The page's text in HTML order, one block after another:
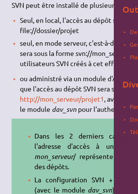
SVN peut être installé de plusieurs
Seul, en local, l'accès au dépôt se
file://dossier/projet
seul, en mode serveur, c'est-à-dire que
sera sous la forme svn://mon_serveur/
utilisateurs SVN créés à cet effet;
ou administré via un module d'Apache (
que l'accès au dépôt SVN sera sous la
http://mon_serveur/projet1, avec des
le module dav_svnpour
Dans les 2 derniers cas,
l'adresse d'accès à un dépôt,
mon_serveur/ représente
des dépôts.
La configuration SVN + Apache
(avec le module dav_svn) semble